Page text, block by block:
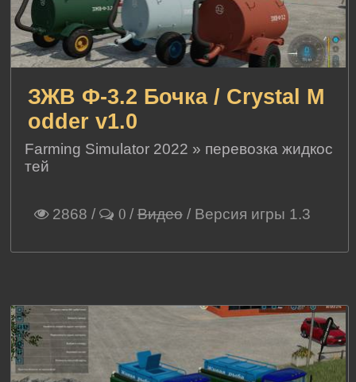
ЗЖВ Ф-3.2 Бочка / Crystal M
odder v1.0
Farming Simulator 2022 » перевозка жидкос
тей
2868 / 0 /Видео/ Версия игры 1.3